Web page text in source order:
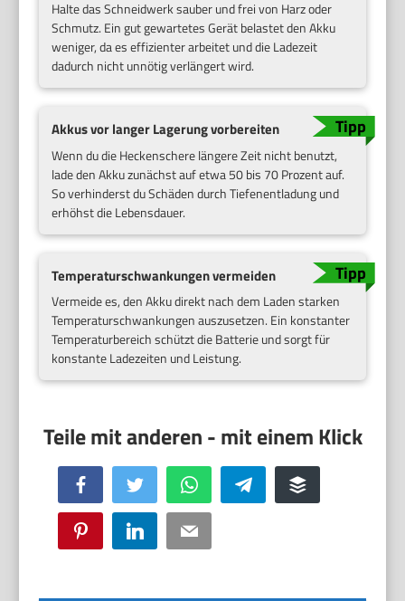
Halte das Schneidwerk sauber und frei von Harz oder
Schmutz. Ein gut gewartetes Gerät belastet den Akku
weniger, da es effizienter arbeitet und die Ladezeit
dadurch nicht unnötig verlängert wird.
Akkus vor langer Lagerung vorbereiten
Wenn du die Heckenschere längere Zeit nicht benutzt,
lade den Akku zunächst auf etwa 50 bis 70 Prozent auf.
So verhinderst du Schäden durch Tiefenentladung und
erhöhst die Lebensdauer.
Temperaturschwankungen vermeiden
Vermeide es, den Akku direkt nach dem Laden starken
Temperaturschwankungen auszusetzen. Ein konstanter
Temperaturbereich schützt die Batterie und sorgt für
konstante Ladezeiten und Leistung.
Facebook Twitter WhatsApp Telegram Buffer
Pinterest LinkedIn Email